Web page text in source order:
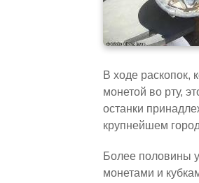
В ходе раскопок,
монетой во рту,
останки
крупнейшем
Более половины
монетами и